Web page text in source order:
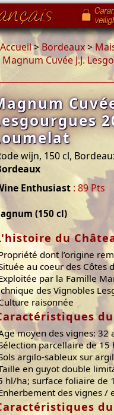
Accueil>Bordeaux>
Magnum Cuvée J.J.
wijn, 150 cl,
Enthusiast : 89 Pts
(150 cl)
du
dont l’origine
au coeur des Côtes
par la Famille
des Vignobles
raisonnée
moyen des vignes: 32
parcellaire de
argilo-sableux sur
en guyot double
hl/ha; surface foliaire de
des vignes /